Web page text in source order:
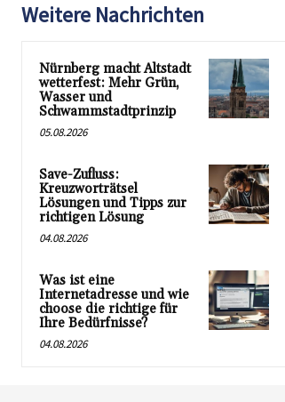
Weitere Nachrichten
Nürnberg macht Altstadt
wetterfest: Mehr Grün,
Wasser und
Schwammstadtprinzip
05.08.2026
Save-Zufluss:
Kreuzworträtsel
Lösungen und Tipps zur
richtigen Lösung
04.08.2026
Was ist eine
Internetadresse und wie
choose die richtige für
Ihre Bedürfnisse?
04.08.2026